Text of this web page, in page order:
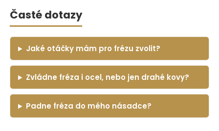
Časté dotazy
Jaké otáčky mám pro frézu zvolit?
Zvládne fréza i ocel, nebo jen drahé kovy?
Padne fréza do mého násadce?